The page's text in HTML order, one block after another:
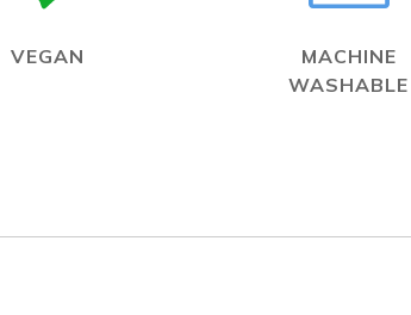
VEGAN
MACHINE
WASHABLE